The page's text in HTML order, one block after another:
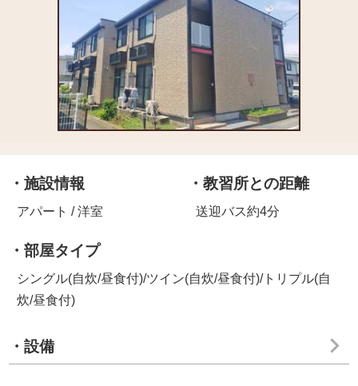
・施設情報
アパート / 洋室
・教習所との距離
送迎バス約4分
・部屋タイプ
シングル(自炊/昼食付)/ツイン(自炊/昼食付)/トリプル(自
炊/昼食付)
・設備